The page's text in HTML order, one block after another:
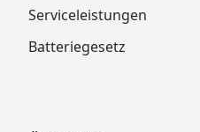
Serviceleistungen
Batteriegesetz